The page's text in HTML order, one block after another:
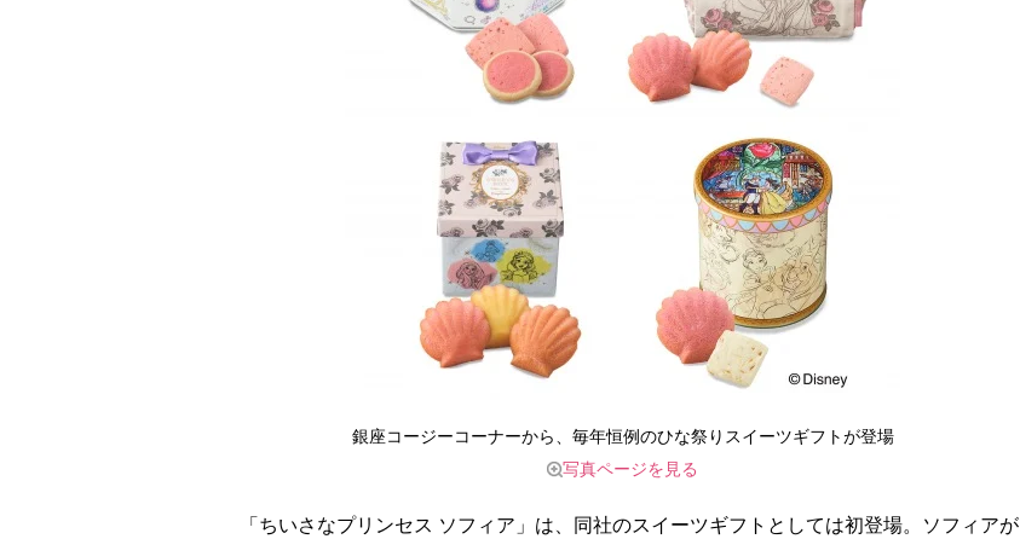
銀座コージーコーナーから、毎年恒例のひな祭りスイーツギフトが登場
写真ページを見る
「ちいさなプリンセス ソフィア」は、同社のスイーツギフトとしては初登場。ソフィアが